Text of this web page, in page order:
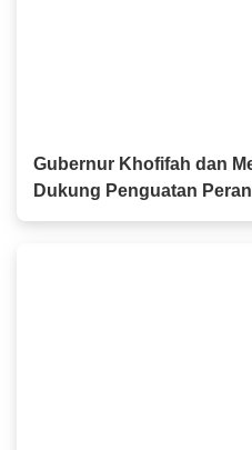
Gubernur Khofifah dan
Dukung Penguatan
Akbar IGIC 2026